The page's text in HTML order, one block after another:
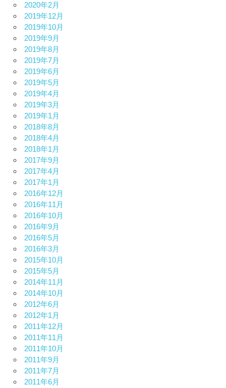
2020年2月
2019年12月
2019年10月
2019年9月
2019年8月
2019年7月
2019年6月
2019年5月
2019年4月
2019年3月
2019年1月
2018年8月
2018年4月
2018年1月
2017年9月
2017年4月
2017年1月
2016年12月
2016年11月
2016年10月
2016年9月
2016年5月
2016年3月
2015年10月
2015年5月
2014年11月
2014年10月
2012年6月
2012年1月
2011年12月
2011年11月
2011年10月
2011年9月
2011年7月
2011年6月